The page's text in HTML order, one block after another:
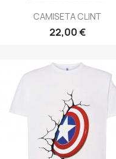
Vista rápida
CAMISETA CLINT
22,00 €